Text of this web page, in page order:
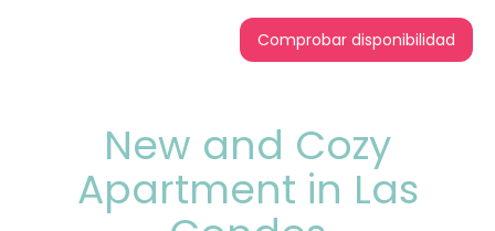
Comprobar disponibilidad
New and Cozy
Apartment in Las